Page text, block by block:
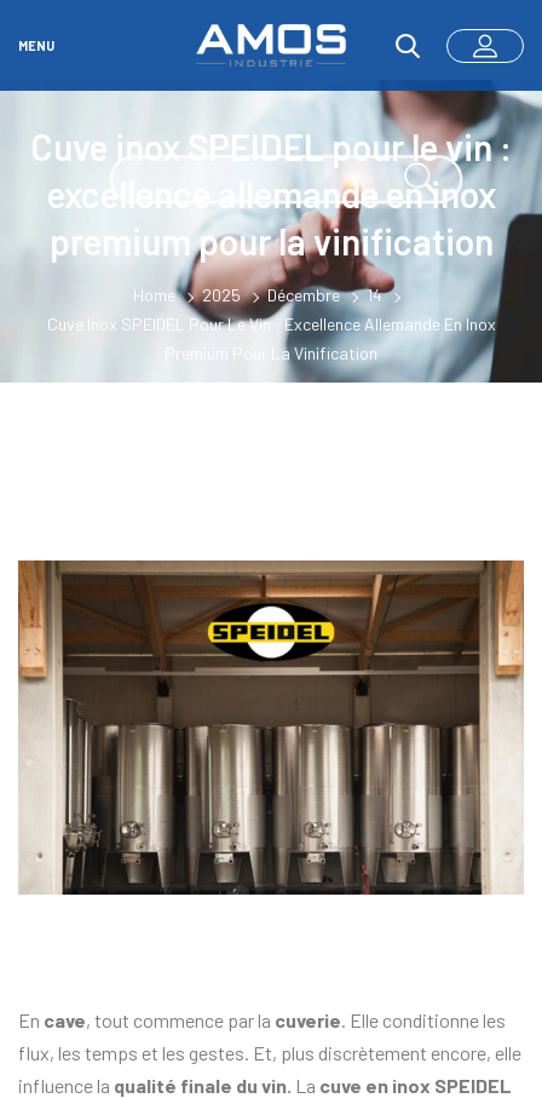
MENU
Cuve inox SPEIDEL pour le vin :
excellence allemande en inox
premium pour la vinification
Home 2025 Décembre
14
Cuve Inox SPEIDEL Pour Le Vin : Excellence Allemande En Inox
Premium Pour La Vinification
En cave, tout commence par la cuverie. Elle conditionne les
flux, les temps et les gestes. Et, plus discrètement encore, elle
influence la qualité finale du vin. La cuve en inox SPEIDEL